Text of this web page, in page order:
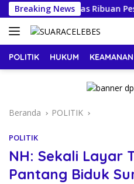
Langsung
ke
konten
Breaking News
RI Lepas Ribuan
POLITIK HUKUM KEAMANAN
Beranda POLITIK
POLITIK
NH: Sekali Layar
Pantang Biduk